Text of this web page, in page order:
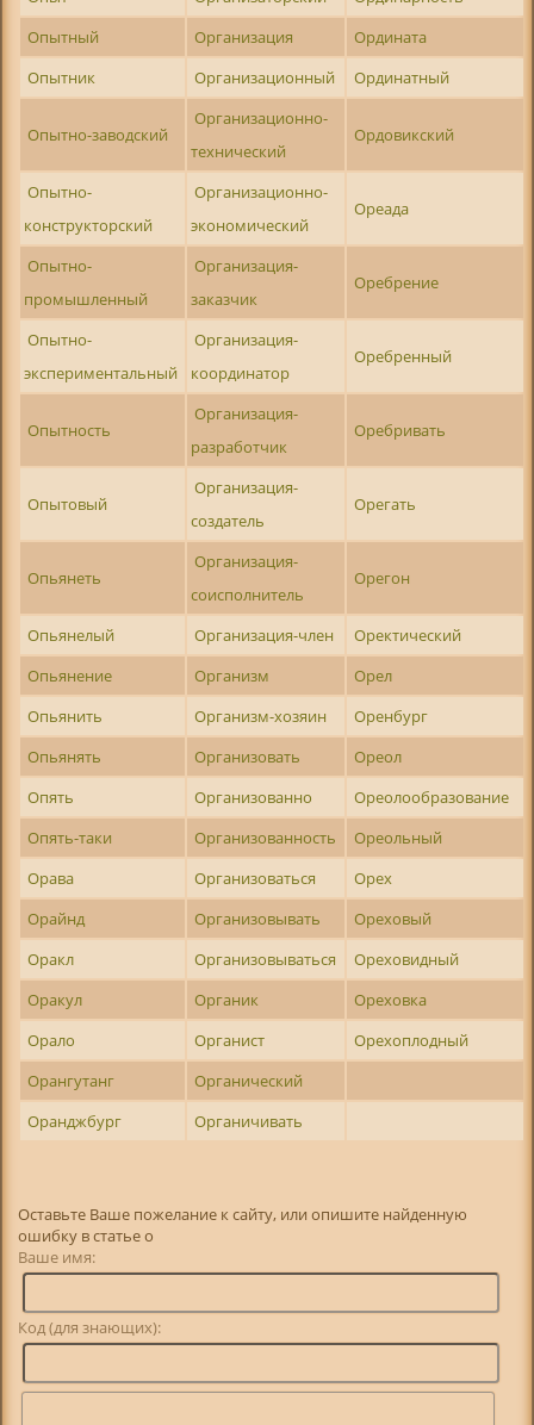
Опытный
Организация
Ордината
Опытник
Организационный Ординатный
Опытно-заводский
Организационно-
технический
Ордовикский
Опытно-
конструкторский
Организационно-
экономический
Ореада
Опытно-
промышленный
Организация-
заказчик
Оребрение
Опытно-
экспериментальный
Организация-
координатор
Оребренный
Опытность
Организация-
разработчик
Оребривать
Опытовый
Организация-
создатель
Орегать
Опьянеть
Организация-
соисполнитель
Орегон
Опьянелый Организация-член
Оректический
Опьянение
Организм
Орел
Опьянить
Организм-хозяин
Оренбург
Опьянять
Организовать
Ореол
Опять
Организованно
Ореолообразование
Опять-таки
Организованность
Ореольный
Орава
Организоваться
Орех
Орайнд
Организовывать
Ореховый
Оракл
Организовываться
Ореховидный
Оракул
Органик
Ореховка
Орало
Органист
Орехоплодный
Орангутанг
Органический
Оранджбург
Органичивать
Оставьте Ваше пожелание к сайту, или опишите найденную
ошибку в статье о
Ваше имя:
Код (для знающих):